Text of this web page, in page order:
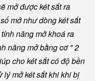
mở được két sắt ra
mở như dòng két sắt
năng mở khoá ra
năng mở bằng cơ " 2
cho két sắt có độ bền
lý mở két sắt khi khi bị